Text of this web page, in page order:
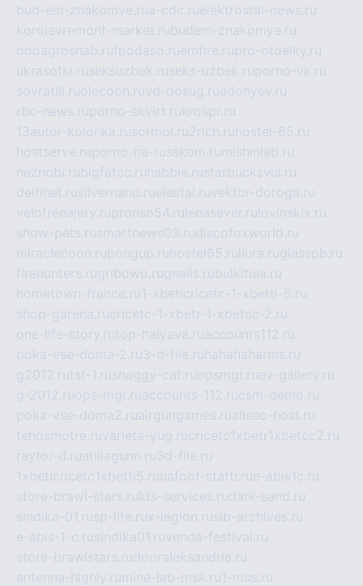
bud-em-znakomye.rua-cdc.ruelektrostal-news.ru
korolevremont-market.rubudem-znakomye.ru
oooagrosnab.rufpodaso.ruemfire.rupro-otdelky.ru
ukrasotki.ruseksuzbek.ruseks-uzbek.ruporno-vk.ru
sovratili.ruolecoon.ruvd-dosug.ruadonyev.ru
rbc-news.ruporno-skvirt.rukrospr.ru
13autor-kolonka.rusormol.ru2rich.ru hostel-65.ru
hostserve.ruporno-na-russkom.ru mishinlab.ru
neznobi.rubigfatcc.ru habble.rustarbucksvia.ru
delfinet.rusilvernano.ruelestal.ruvektor-doroga.ru
velotrenajery.rupronso54.ru lenasever.ru lovinskix.ru
show-pets.rusmartnews03.rudiscofoxworld.ru
miraclecoon.rupongup.ru hostel65.ru liura.ruglasspb.ru
firehunters.rugribowo.rugnalis.rubulkitula.ru
hometown-france.ru1-xbeticricetc-1-xbetti-5.ru
shop-garena.rucricetc-1-xbetr-1-xbetcc-2.ru
one-life-story.rutop-halyava.ruaccounts112.ru
poka-vse-doma-2.ru3-d-file.ru hahahaharms.ru
g2012.rutst-1.rushaggy-cat.ruopsmgr.ruev-gallery.ru
g-2012.ruops-mgr.ruaccounts-112.rucsm-demo.ru
poka-vse-doma2.ruairgungames.ruallseo-host.ru
tehosmotre.ruvarieta-yug.rucricetc1xbetr1xbetcc2.ru
raytor-d.ruatillagunn.ru3d-file.ru
1xbeticricetc1xbetti5.ruuafoot-statti.rue-abis1c.ru
store-brawl-stars.rukts-services.rudark-sand.ru
sindika-01.rusp-life.rux-legion.rusib-archives.ru
e-abis-1-c.rusindika01.ruvenda-festival.ru
store-brawlstars.rudooraleksandria.ru
antenna-highly.ru mine-lab-msk.ru1-mus.ru